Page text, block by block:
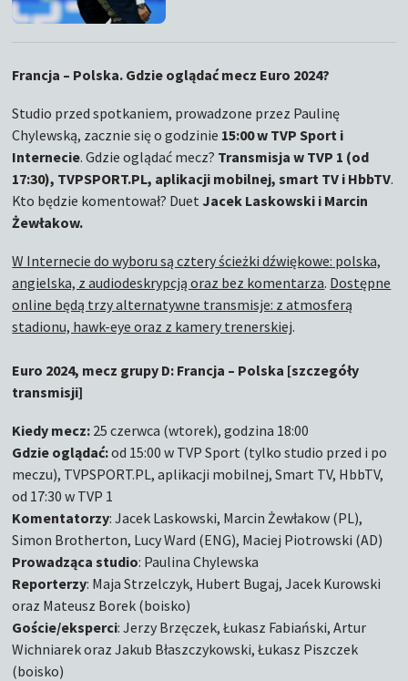
Francja – Polska. Gdzie oglądać mecz Euro 2024?
Studio przed spotkaniem, prowadzone przez Paulinę
Chylewską, zacznie się o godzinie 15:00 w TVP Sport i
Internecie. Gdzie oglądać mecz? Transmisja w TVP 1 (od
17:30), TVPSPORT.PL, aplikacji mobilnej, smart TV i HbbTV.
Kto będzie komentował? Duet Jacek Laskowski i Marcin
Żewłakow.
W Internecie do wyboru są cztery ścieżki dźwiękowe: polska,
angielska, z audiodeskrypcją oraz bez komentarza. Dostępne
online będą trzy alternatywne transmisje: z atmosferą
stadionu, hawk-eye oraz z kamery trenerskiej.
Euro 2024, mecz grupy D: Francja – Polska [szczegóły
transmisji]
Kiedy mecz: 25 czerwca (wtorek), godzina 18:00
Gdzie oglądać:od 15:00 w TVP Sport (tylko studio przed i po
meczu), TVPSPORT.PL, aplikacji mobilnej, Smart TV, HbbTV,
od 17:30 w TVP 1
Komentatorzy: Jacek Laskowski, Marcin Żewłakow (PL),
Simon Brotherton, Lucy Ward (ENG), Maciej Piotrowski (AD)
Prowadząca studio: Paulina Chylewska
Reporterzy: Maja Strzelczyk, Hubert Bugaj, Jacek Kurowski
oraz Mateusz Borek (boisko)
Goście/eksperci: Jerzy Brzęczek, Łukasz Fabiański, Artur
Wichniarek oraz Jakub Błaszczykowski, Łukasz Piszczek
(boisko)